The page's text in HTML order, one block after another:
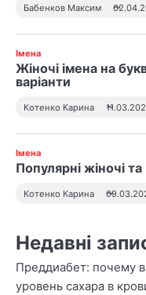
Бабенков Максим
Імена
Жіночі імена на
варіанти
Котенко Карина
Імена
Популярні жіночі та
Котенко Карина
Недавні
Преддиабет: почему
уровень сахара в